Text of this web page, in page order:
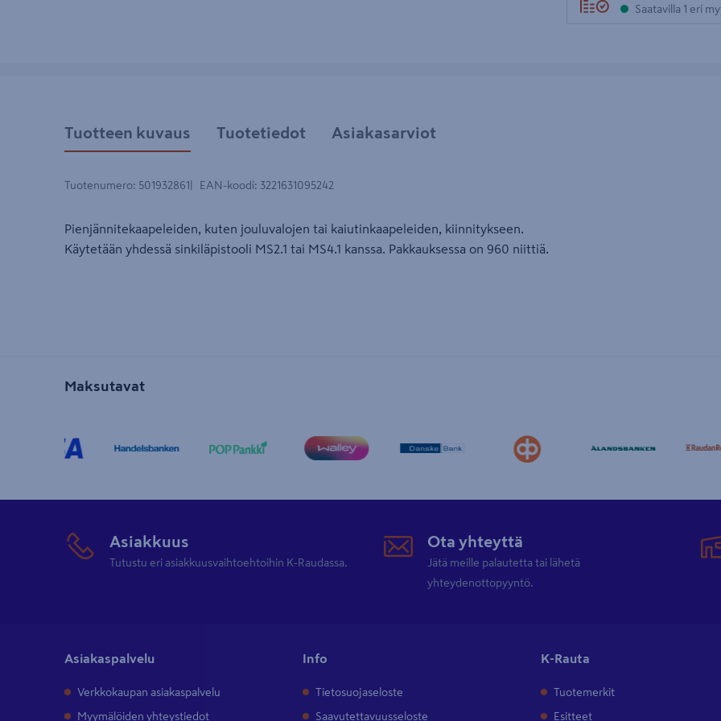
Saatavilla 1 eri
Tuotteen kuvaus Tuotetiedot Asiakasarviot
Tuotenumero: 501932861 EAN-koodi: 3221631095242
Pienjännitekaapeleiden, kuten jouluvalojen tai kaiutinkaapeleiden, kiinnitykseen.
Käytetään yhdessä sinkiläpistooli MS2.1 tai MS4.1 kanssa. Pakkauksessa on 960 niittiä.
Maksutavat
Asiakkuus
Tutustu eri asiakkuusvaihtoehtoihin K-Raudassa.
Ota yhteyttä
Jätä meille palautetta tai lähetä
yhteydenottopyyntö.
Asiakaspalvelu
Verkkokaupan asiakaspalvelu
Myymälöiden yhteystiedot
Info
Tietosuojaseloste
Saavutettavuusseloste
K-Rauta
Tuotemerkit
Esitteet